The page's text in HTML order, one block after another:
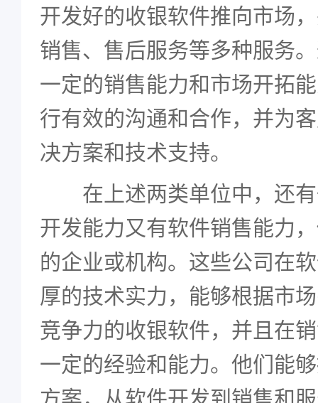
开发好的收银软件推向市场
销售、售后服务等多种服务
一定的销售能力和市场开拓
行有效的沟通和合作，并为
决方案和技术支持。
在上述两类单位中，还有
开发能力又有软件销售能力
的企业或机构。这些公司在
厚的技术实力，能够根据市
竞争力的收银软件，并且在
一定的经验和能力。他们能